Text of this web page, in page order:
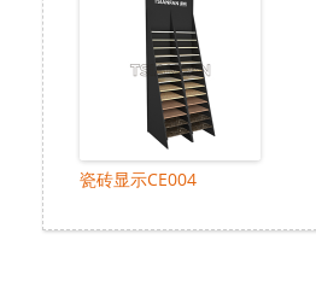
瓷砖显示CE004